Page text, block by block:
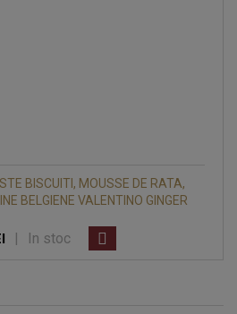
BISCUITI, MOUSSE DE RATA,
BELGIENE VALENTINO GINGER
In stoc